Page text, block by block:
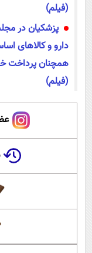
(فیلم)
پزشکیان در
دارو و کالاهای
همچنان پرداخت
(فیلم)